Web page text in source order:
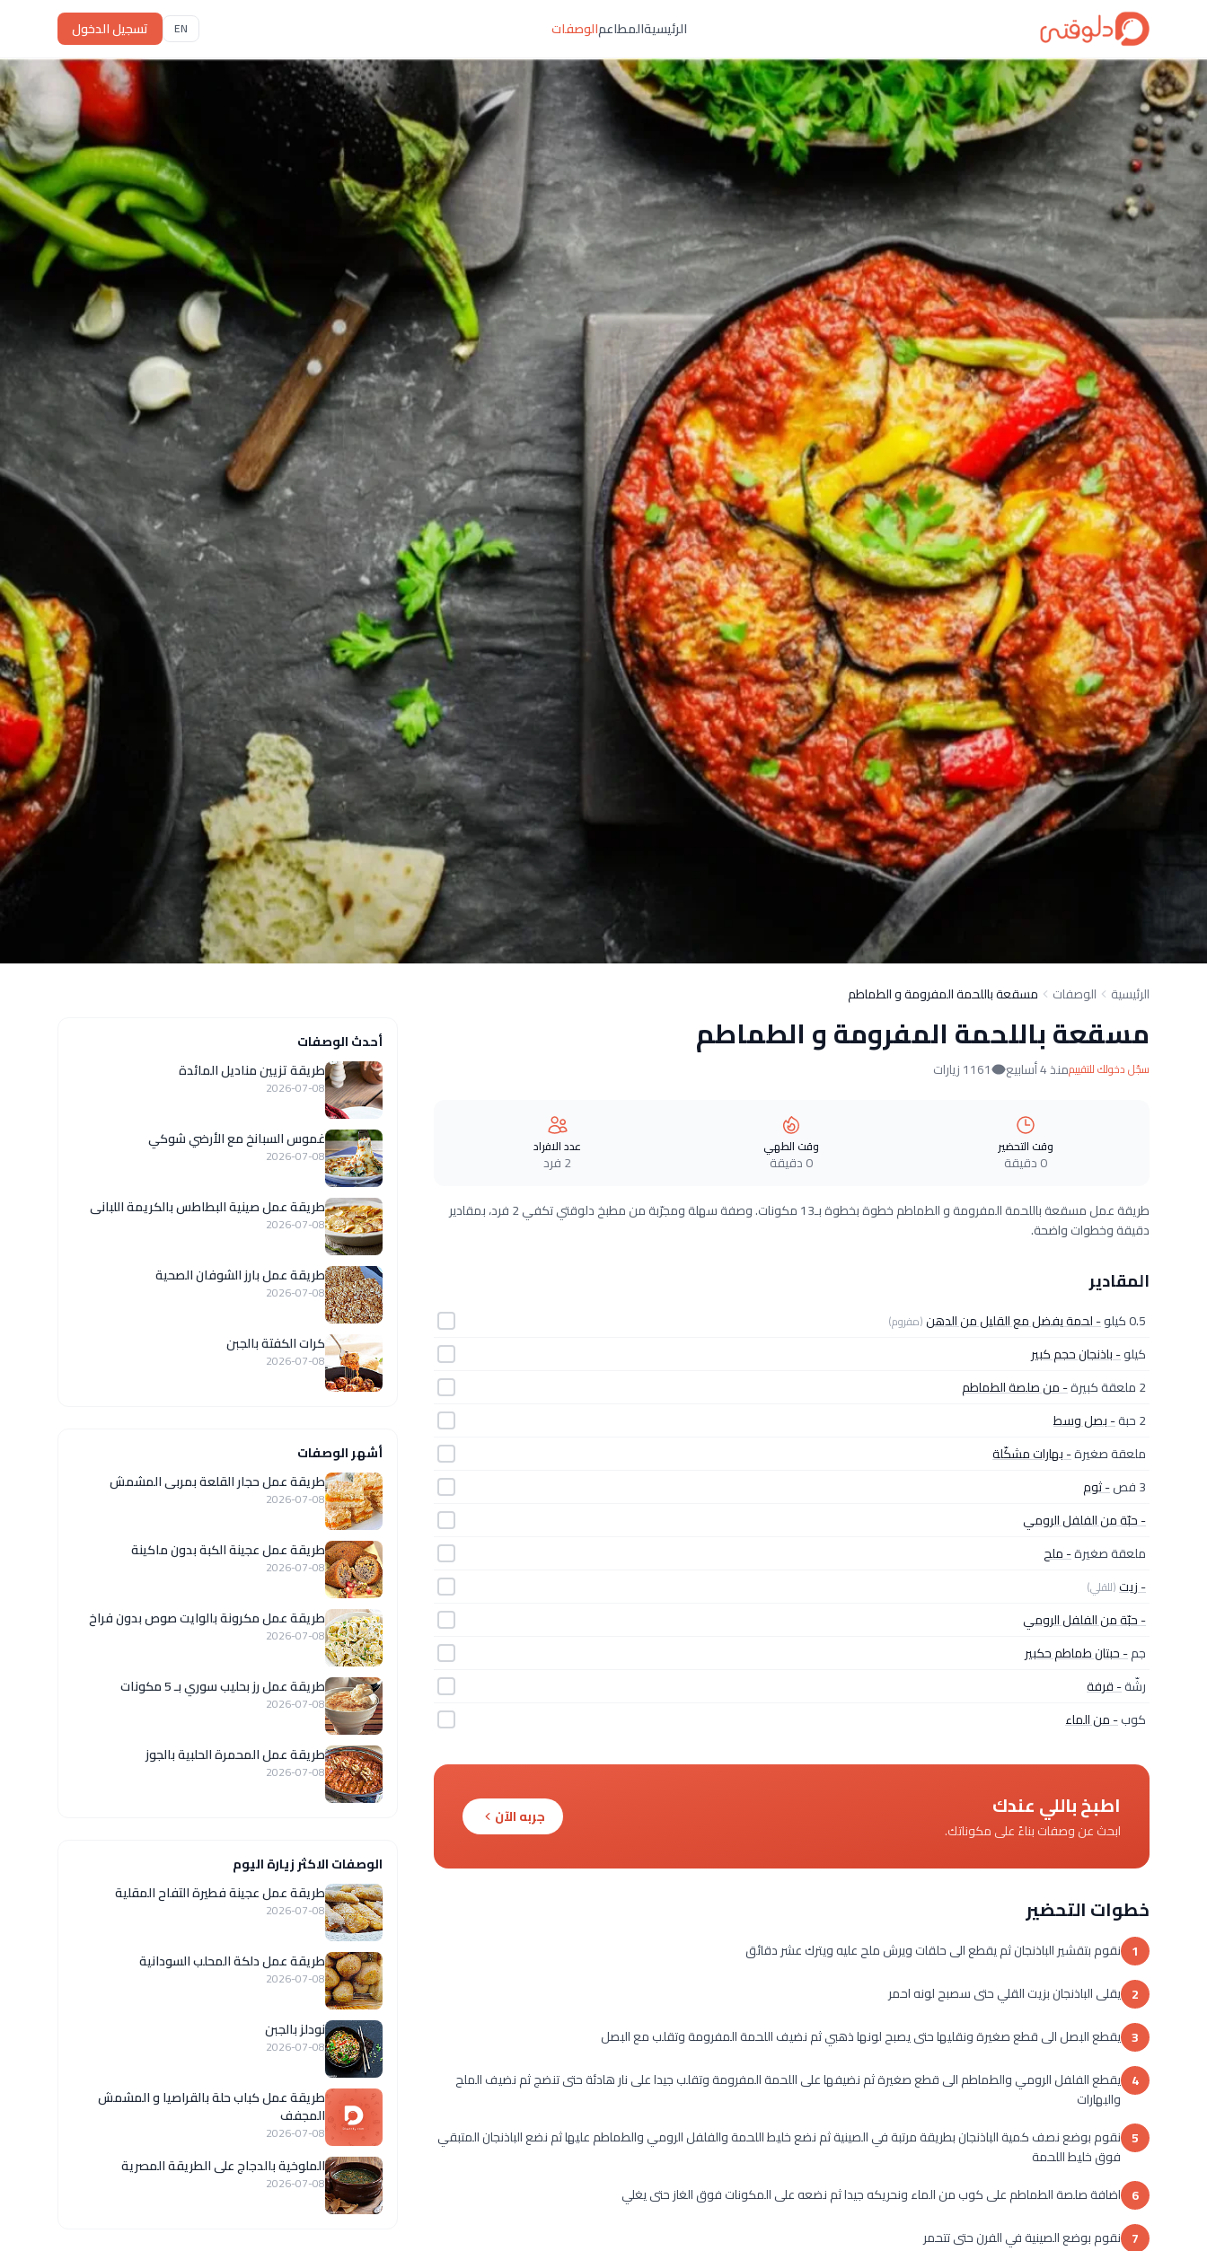
الرئيسيةالمطاعمالوصفات EN تسجيل الدخول
الرئيسية الوصفات مسقعة باللحمة المفرومة و الطماطم
مسقعة باللحمة المفرومة و الطماطم
سجّل دخولك للتقييممنذ 4 أسابيع 1161 زيارات
وقت التحضير
0 دقيقة
وقت الطهي
0 دقيقة
عدد الافراد
2 فرد
طريقة عمل مسقعة باللحمة المفرومة و الطماطم خطوة بخطوة بـ13 مكونات. وصفة سهلة ومجرّبة من مطبخ دلوقتي تكفي 2 فرد، بمقادير
دقيقة وخطوات واضحة.
المقادير
0.5 كيلو - لحمة يفضل مع القليل من الدهن(مفروم)
كيلو- باذنجان حجم كبير
2 ملعقة كبيرة
- من صلصة الطماطم
2 حبة
- بصل وسط
ملعقة صغيرة- بهارات مشكّلة
3 فص
- ثوم
- حبّة من الفلفل الرومي
ملعقة صغيرة- ملح
- زيت(للقلي)
- حبّة من الفلفل الرومي
جم- حبتان طماطم حكبير
رشّة- قرفة
كوب- من الماء
اطبخ باللي عندك
ابحث عن وصفات بناءً على مكوناتك.
جربه الآن
خطوات التحضير
1 نقوم بتقشير الباذنجان ثم يقطع الى حلقات ويرش ملح عليه ويترك عشر دقائق
2 يقلى الباذنجان بزيت القلي حتى سصبح لونه احمر
3 يقطع البصل الى قطع صغيرة ونقليها حتى يصبح لونها ذهبي ثم نضيف اللحمة المفرومة وتقلب مع البصل
4 يقطع الفلفل الرومي والطماطم الى قطع صغيرة ثم نضيفها على اللحمة المفرومة وتقلب جيدا على نار هادئة حتى تنضج ثم نضيف الملح
والبهارات
5 نقوم بوضع نصف كمية الباذنجان بطريقة مرتبة في الصينية ثم نضع خليط اللحمة والفلفل الرومي والطماطم عليها ثم نضع الباذنجان المتبقي
فوق خليط اللحمة
6 اضافة صلصة الطماطم على كوب من الماء ونحريكه جيدا ثم نضعه على المكونات فوق الغاز حتى يغلي
7 نقوم بوضع الصينية في الفرن حتى تتحمر
أحدث الوصفات
طريقة تزيين مناديل المائدة
2026-07-08
غموس السبانخ مع الأرضي شوكي
2026-07-08
طريقة عمل صينية البطاطس بالكريمة اللبانى
2026-07-08
طريقة عمل بارز الشوفان الصحية
2026-07-08
كرات الكفتة بالجبن
2026-07-08
أشهر الوصفات
طريقة عمل حجار القلعة بمربى المشمش
2026-07-08
طريقة عمل عجينة الكبة بدون ماكينة
2026-07-08
طريقة عمل مكرونة بالوايت صوص بدون فراخ
2026-07-08
طريقة عمل رز بحليب سوري بـ 5 مكونات
2026-07-08
طريقة عمل المحمرة الحلبية بالجوز
2026-07-08
الوصفات الاكثر زيارة اليوم
طريقة عمل عجينة فطيرة التفاح المقلية
2026-07-08
طريقة عمل دلكة المحلب السودانية
2026-07-08
نودلز بالجبن
2026-07-08
طريقة عمل كباب حلة بالقراصيا و المشمش
المجفف
2026-07-08
الملوخية بالدجاج على الطريقة المصرية
2026-07-08